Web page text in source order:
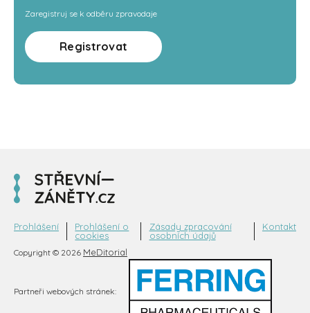
Zaregistruj se k odběru zpravodaje
Registrovat
Copyright © 2026 MeDitorial
Prohlášení
Prohlášení o
cookies
Zásady zpracování
osobních údajů
Kontakt
Partneři webových stránek: